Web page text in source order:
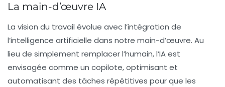
La main-d’œuvre IA
La vision du travail évolue avec l’intégration de
l’intelligence artificielle dans notre main-d’œuvre. Au
lieu de simplement remplacer l’humain, l’IA est
envisagée comme un copilote, optimisant et
automatisant des tâches répétitives pour que les